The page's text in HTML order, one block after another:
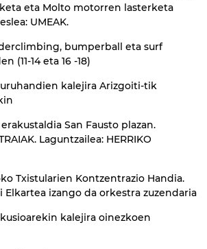
eta Molto motorren lasterketa
UMEAK.
bumperball eta surf
(11-14 eta 16 -18)
kalejira Arizgoiti-tik
San Fausto plazan.
Laguntzailea: HERRIKO
Txistularien Kontzentrazio Handia.
Elkartea izango da orkestra zuzendaria
kalejira oinezkoen